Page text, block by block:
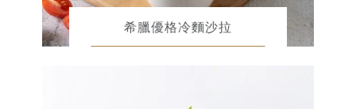
希臘優格冷麵沙拉